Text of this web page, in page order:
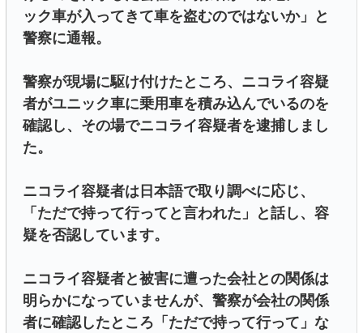
ック車が入ってきて車を盗むのではないか」と
警察に通報。
警察が現場に駆け付けたところ、ニコライ容疑
者がユニック車に乗用車を積み込んでいるのを
確認し、その場でニコライ容疑者を逮捕しまし
た。
ニコライ容疑者は日本語で取り調べに応じ、
「ただで持って行ってと言われた」と話し、容
疑を否認しています。
ニコライ容疑者と被害に遭った会社との関係は
明らかになっていませんが、警察が会社の関係
者に確認したところ「ただで持って行って」な